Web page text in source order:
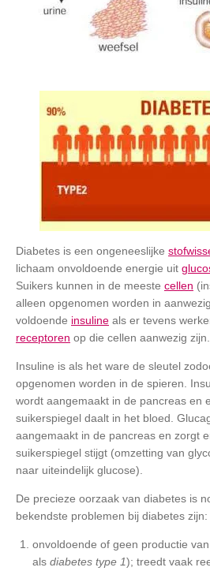
Diabetes is een ongeneeslijke
lichaam onvoldoende energie uit
Suikers kunnen in de meeste cellen
alleen opgenomen worden in
voldoende insuline als er tevens
receptoren op die cellen aanwezig zijn.
Insuline is als het ware de sleutel
opgenomen worden in de spieren.
wordt aangemaakt in de pancreas en
suikerspiegel daalt in het bloed.
aangemaakt in de pancreas en zorgt
suikerspiegel stijgt (omzetting van
naar uiteindelijk glucose).
De precieze oorzaak van diabetes is
bekendste problemen bij diabetes zijn:
onvoldoende of geen productie
als diabetes type 1); treedt vaak